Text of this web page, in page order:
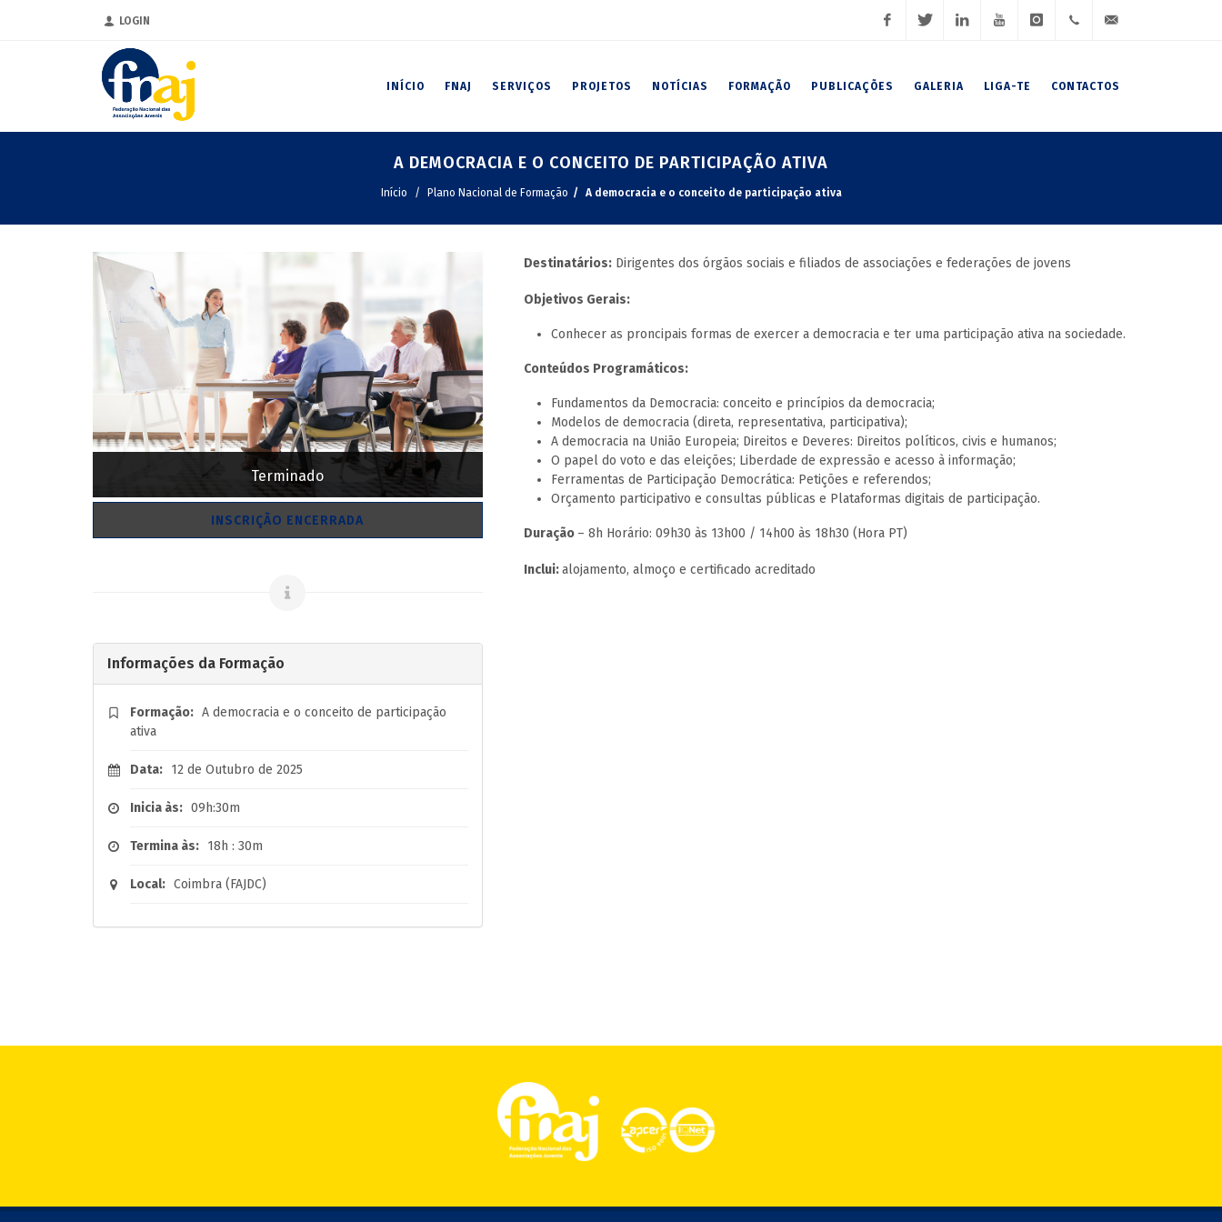
LOGIN
191
222
INÍCIO FNAJ SERVIÇOS PROJETOS NOTÍCIAS FORMAÇÃO PUBLICAÇÕES GALERIA LIGA-TE CONTACTOS
A DEMOCRACIA E O CONCEITO DE PARTICIPAÇÃO ATIVA
Início Plano Nacional de Formação A democracia e o conceito de participação ativa
Terminado
INSCRIÇÃO ENCERRADA
Informações da Formação
Formação: A democracia e o conceito de participação
ativa
Data: 12 de Outubro de 2025
Inicia às: 09h:30m
Termina às: 18h : 30m
Local: Coimbra (FAJDC)
Destinatários: Dirigentes dos órgãos sociais e filiados de associações e federações de jovens
Objetivos Gerais:
Conhecer as proncipais formas de exercer a democracia e ter uma participação ativa na sociedade.
Conteúdos Programáticos:
Fundamentos da Democracia: conceito e princípios da democracia;
Modelos de democracia (direta, representativa, participativa);
A democracia na União Europeia; Direitos e Deveres: Direitos políticos, civis e humanos;
O papel do voto e das eleições; Liberdade de expressão e acesso à informação;
Ferramentas de Participação Democrática: Petições e referendos;
Orçamento participativo e consultas públicas e Plataformas digitais de participação.
Duração – 8h Horário: 09h30 às 13h00 / 14h00 às 18h30 (Hora PT)
Inclui:alojamento, almoço e certificado acreditado